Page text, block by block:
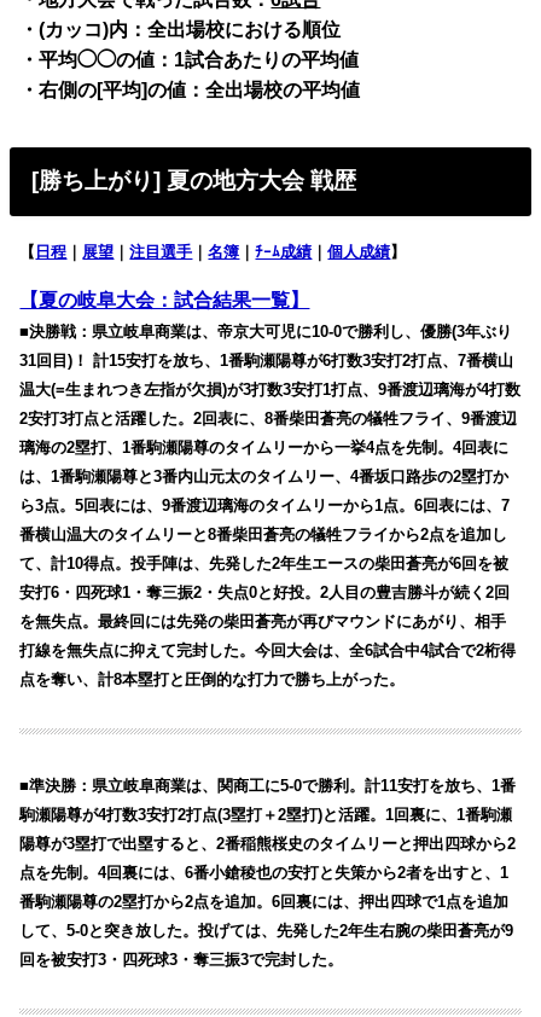
・(カッコ)内：全出場校における順位
・平均◯◯の値：1試合あたりの平均値
・右側の[平均]の値：全出場校の平均値
[勝ち上がり] 夏の地方大会 戦歴
【 日程 展望 ｜注目選手 ｜名簿 ｜ﾁｰﾑ成績 ｜個人成績】
【夏の岐阜大会：試合結果一覧】
■決勝戦：県立岐阜商業は、帝京大可児に10-0で勝利し、優勝(3年ぶり
31回目)！ 計15安打を放ち、1番駒瀬陽尊が6打数3安打2打点、7番横山
温大(=生まれつき左指が欠損)が3打数3安打1打点、9番渡辺璃海が4打数
2安打3打点と活躍した。2回表に、8番柴田蒼亮の犠牲フライ、9番渡辺
璃海の2塁打、1番駒瀬陽尊のタイムリーから一挙4点を先制。4回表に
は、1番駒瀬陽尊と3番内山元太のタイムリー、4番坂口路歩の2塁打か
ら3点。5回表には、9番渡辺璃海のタイムリーから1点。6回表には、7
番横山温大のタイムリーと8番柴田蒼亮の犠牲フライから2点を追加し
て、計10得点。投手陣は、先発した2年生エースの柴田蒼亮が6回を被
安打6・四死球1・奪三振2・失点0と好投。2人目の豊吉勝斗が続く2回
を無失点。最終回には先発の柴田蒼亮が再びマウンドにあがり、相手
打線を無失点に抑えて完封した。今回大会は、全6試合中4試合で2桁得
点を奪い、計8本塁打と圧倒的な打力で勝ち上がった。
■準決勝：県立岐阜商業は、関商工に5-0で勝利。計11安打を放ち、1番
駒瀬陽尊が4打数3安打2打点(3塁打＋2塁打)と活躍。1回裏に、1番駒瀬
陽尊が3塁打で出塁すると、2番稲熊桜史のタイムリーと押出四球から2
点を先制。4回裏には、6番小鎗稜也の安打と失策から2者を出すと、1
番駒瀬陽尊の2塁打から2点を追加。6回裏には、押出四球で1点を追加
して、5-0と突き放した。投げては、先発した2年生右腕の柴田蒼亮が9
回を被安打3・四死球3・奪三振3で完封した。